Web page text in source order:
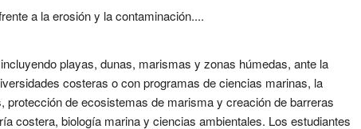
a la erosión y la contaminación....
playas, dunas, marismas y zonas húmedas, ante la
costeras o con programas de ciencias marinas, la
de ecosistemas de marisma y creación de barreras
costera, biología marina y ciencias ambientales. Los estudiantes